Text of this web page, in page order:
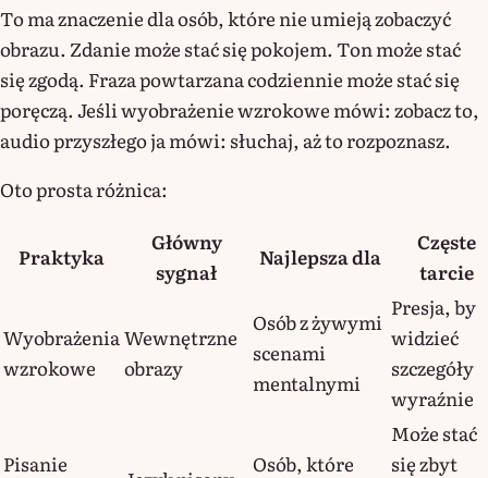
To ma znaczenie dla osób, które nie umieją zobaczyć
obrazu. Zdanie może stać się pokojem. Ton może stać
się zgodą. Fraza powtarzana codziennie może stać się
poręczą. Jeśli wyobrażenie wzrokowe mówi: zobacz to,
audio przyszłego ja mówi: słuchaj, aż to rozpoznasz.
Oto prosta różnica:
Praktyka
Główny
sygnał
Najlepsza dla
Częste
tarcie
Wyobrażenia
wzrokowe
Wewnętrzne
obrazy
Osób z żywymi
scenami
mentalnymi
Presja, by
widzieć
szczegóły
wyraźnie
Pisanie
Osób, które
Może stać
się zbyt